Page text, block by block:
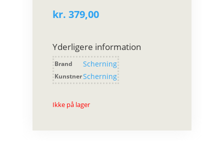
kr. 379,00
Yderligere information
Brand Scherning
KunstnerScherning
Ikke på lager